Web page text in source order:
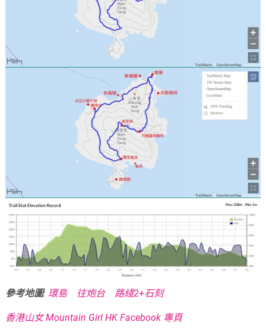
參考地圖: 環島 往炮台 路綫2+石刻
香港山女 Mountain Girl HK Facebook 專頁